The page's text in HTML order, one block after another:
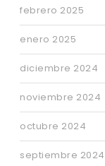
febrero 2025
enero 2025
diciembre 2024
noviembre 2024
octubre 2024
septiembre 2024